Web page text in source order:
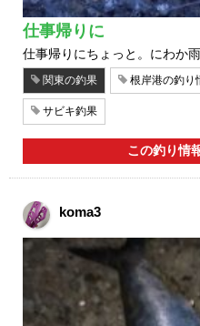
仕事帰りに
仕事帰りにちょっと。にわか
関東の釣果 根岸港の釣り
サビキ釣果
この釣り情
koma3